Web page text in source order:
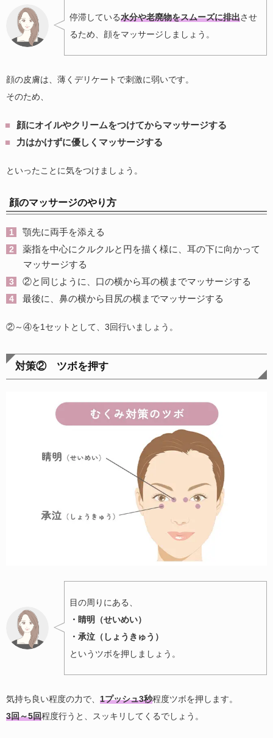
停滞している水分や老廃物をスムーズに排出させ
るため、顔をマッサージしましょう。
顔の皮膚は、薄くデリケートで刺激に弱いです。
そのため、
顔にオイルやクリームをつけてからマッサージする
力はかけずに優しくマッサージする
といったことに気をつけましょう。
顔のマッサージのやり方
顎先に両手を添える
薬指を中心にクルクルと円を描く様に、耳の下に向かって
マッサージする
②と同じように、口の横から耳の横までマッサージする
最後に、鼻の横から目尻の横までマッサージする
②～④を1セットとして、3回行いましょう。
対策② ツボを押す
目の周りにある、
・睛明（せいめい）
・承泣（しょうきゅう）
というツボを押しましょう。
気持ち良い程度の力で、 1プッシュ3秒程度ツボを押します。
3回～5回程度行うと、スッキリしてくるでしょう。